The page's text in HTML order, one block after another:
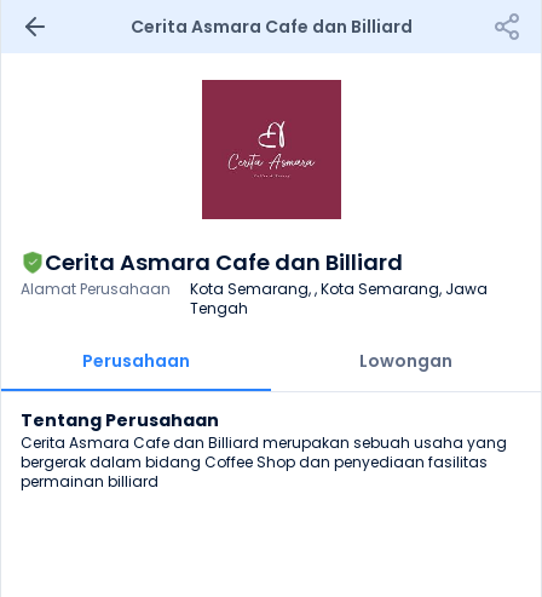
Cerita Asmara Cafe dan Billiard
Cerita Asmara Cafe dan Billiard
Alamat Perusahaan
Kota Semarang, , Kota Semarang, Jawa
Tengah
Perusahaan Lowongan
Tentang Perusahaan
Cerita Asmara Cafe dan Billiard merupakan sebuah usaha yang
bergerak dalam bidang Coffee Shop dan penyediaan fasilitas
permainan billiard